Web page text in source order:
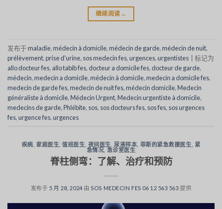
继续阅读 →
发布于maladie,médecin à domicile,médecin de garde,médecin de nuit,
prélèvement,prise d'urine, sos medecin fes,urgences,urgentistes
标记为
allo docteur fes, allo tabib fes, docteur a domicile fes, docteur de garde,
médecin,medecin a domicile,médecin à domicile,medecin a domicile fes,
medecin de garde fes,medecin de nuit fes,médecin domicile,Medecin
généraliste à domicile,Médecin Urgent,Medecin urgentiste à domicile,
medecins de garde,Phlébite, sos, sos docteurs fes, sos fes, sos urgences
fes,urgence fes,urgences
疾病 家庭医生 ,值班医生 夜间医生 尿液样本 菲斯的紧急救援医生
紧
急情况, 急诊室医生
脊柱侧弯：了解、治疗和预防
发布于 5 月 28, 2024 由 SOS MEDECIN FES 06 12 563 563 提供